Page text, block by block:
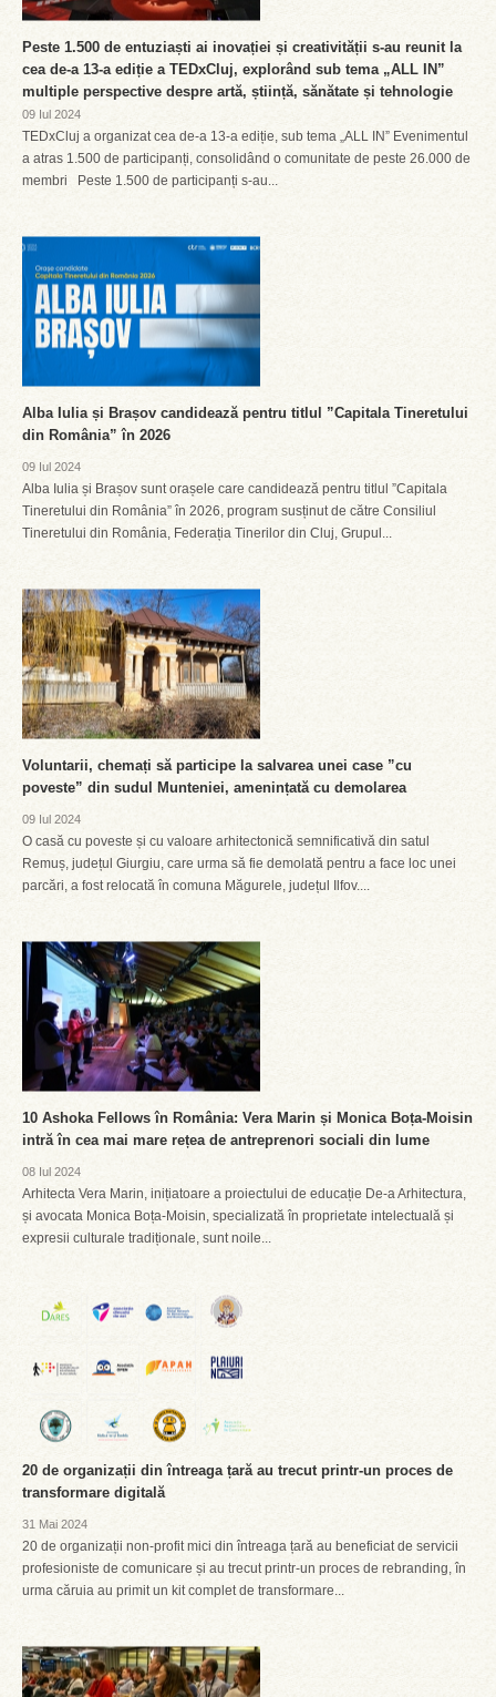
Peste 1.500 de entuziaști ai inovației și creativității s-au reunit la
cea de-a 13-a ediție a TEDxCluj, explorând sub tema „ALL IN”
multiple perspective despre artă, știință, sănătate și tehnologie
09 Iul 2024
TEDxCluj a organizat cea de-a 13-a ediție, sub tema „ALL IN” Evenimentul
a atras 1.500 de participanți, consolidând o comunitate de peste 26.000 de
membri Peste 1.500 de participanți s-au...
Alba Iulia și Brașov candidează pentru titlul ”Capitala Tineretului
din România” în 2026
09 Iul 2024
Alba Iulia și Brașov sunt orașele care candidează pentru titlul ”Capitala
Tineretului din România” în 2026, program susținut de către Consiliul
Tineretului din România, Federația Tinerilor din Cluj, Grupul...
Voluntarii, chemați să participe la salvarea unei case ”cu
poveste” din sudul Munteniei, amenințată cu demolarea
09 Iul 2024
O casă cu poveste și cu valoare arhitectonică semnificativă din satul
Remuș, județul Giurgiu, care urma să fie demolată pentru a face loc unei
parcări, a fost relocată în comuna Măgurele, județul Ilfov....
10 Ashoka Fellows în România: Vera Marin și Monica Boța-Moisin
intră în cea mai mare rețea de antreprenori sociali din lume
08 Iul 2024
Arhitecta Vera Marin, inițiatoare a proiectului de educație De-a Arhitectura,
și avocata Monica Boța-Moisin, specializată în proprietate intelectuală și
expresii culturale tradiționale, sunt noile...
20 de organizații din întreaga țară au trecut printr-un proces de
transformare digitală
31 Mai 2024
20 de organizații non-profit mici din întreaga țară au beneficiat de servicii
profesioniste de comunicare și au trecut printr-un proces de rebranding, în
urma căruia au primit un kit complet de transformare...